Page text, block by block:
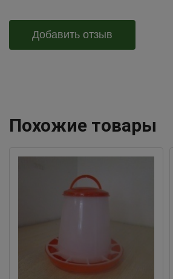
Добавить отзыв
Похожие товары